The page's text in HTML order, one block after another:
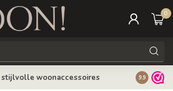
0
stijlvolle woonaccessoires 9.9